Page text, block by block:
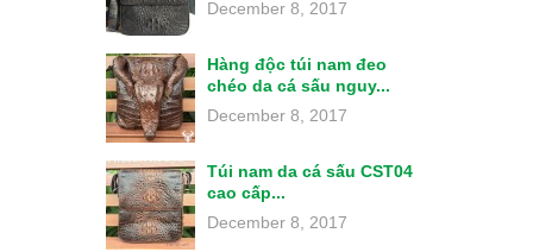
December 8, 2017
Hàng độc túi nam đeo
chéo da cá sấu nguy...
December 8, 2017
Túi nam da cá sấu CST04
cao cấp...
December 8, 2017